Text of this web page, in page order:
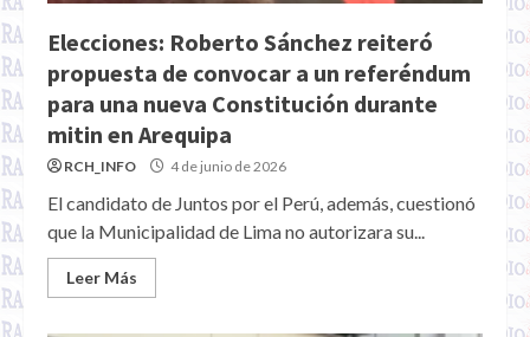
Elecciones: Roberto Sánchez reiteró
propuesta de convocar a un referéndum
para una nueva Constitución durante
mitin en Arequipa
RCH_INFO 4 de junio de 2026
El candidato de Juntos por el Perú, además, cuestionó
que la Municipalidad de Lima no autorizara su...
Leer Más